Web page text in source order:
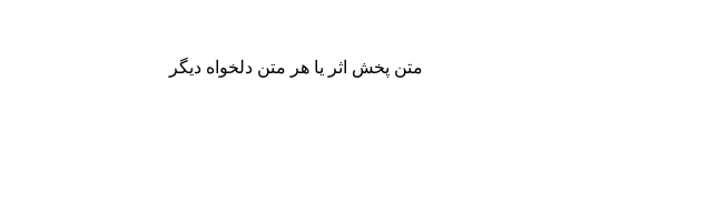
متن پخش اثر یا هر متن دلخواه دیگر